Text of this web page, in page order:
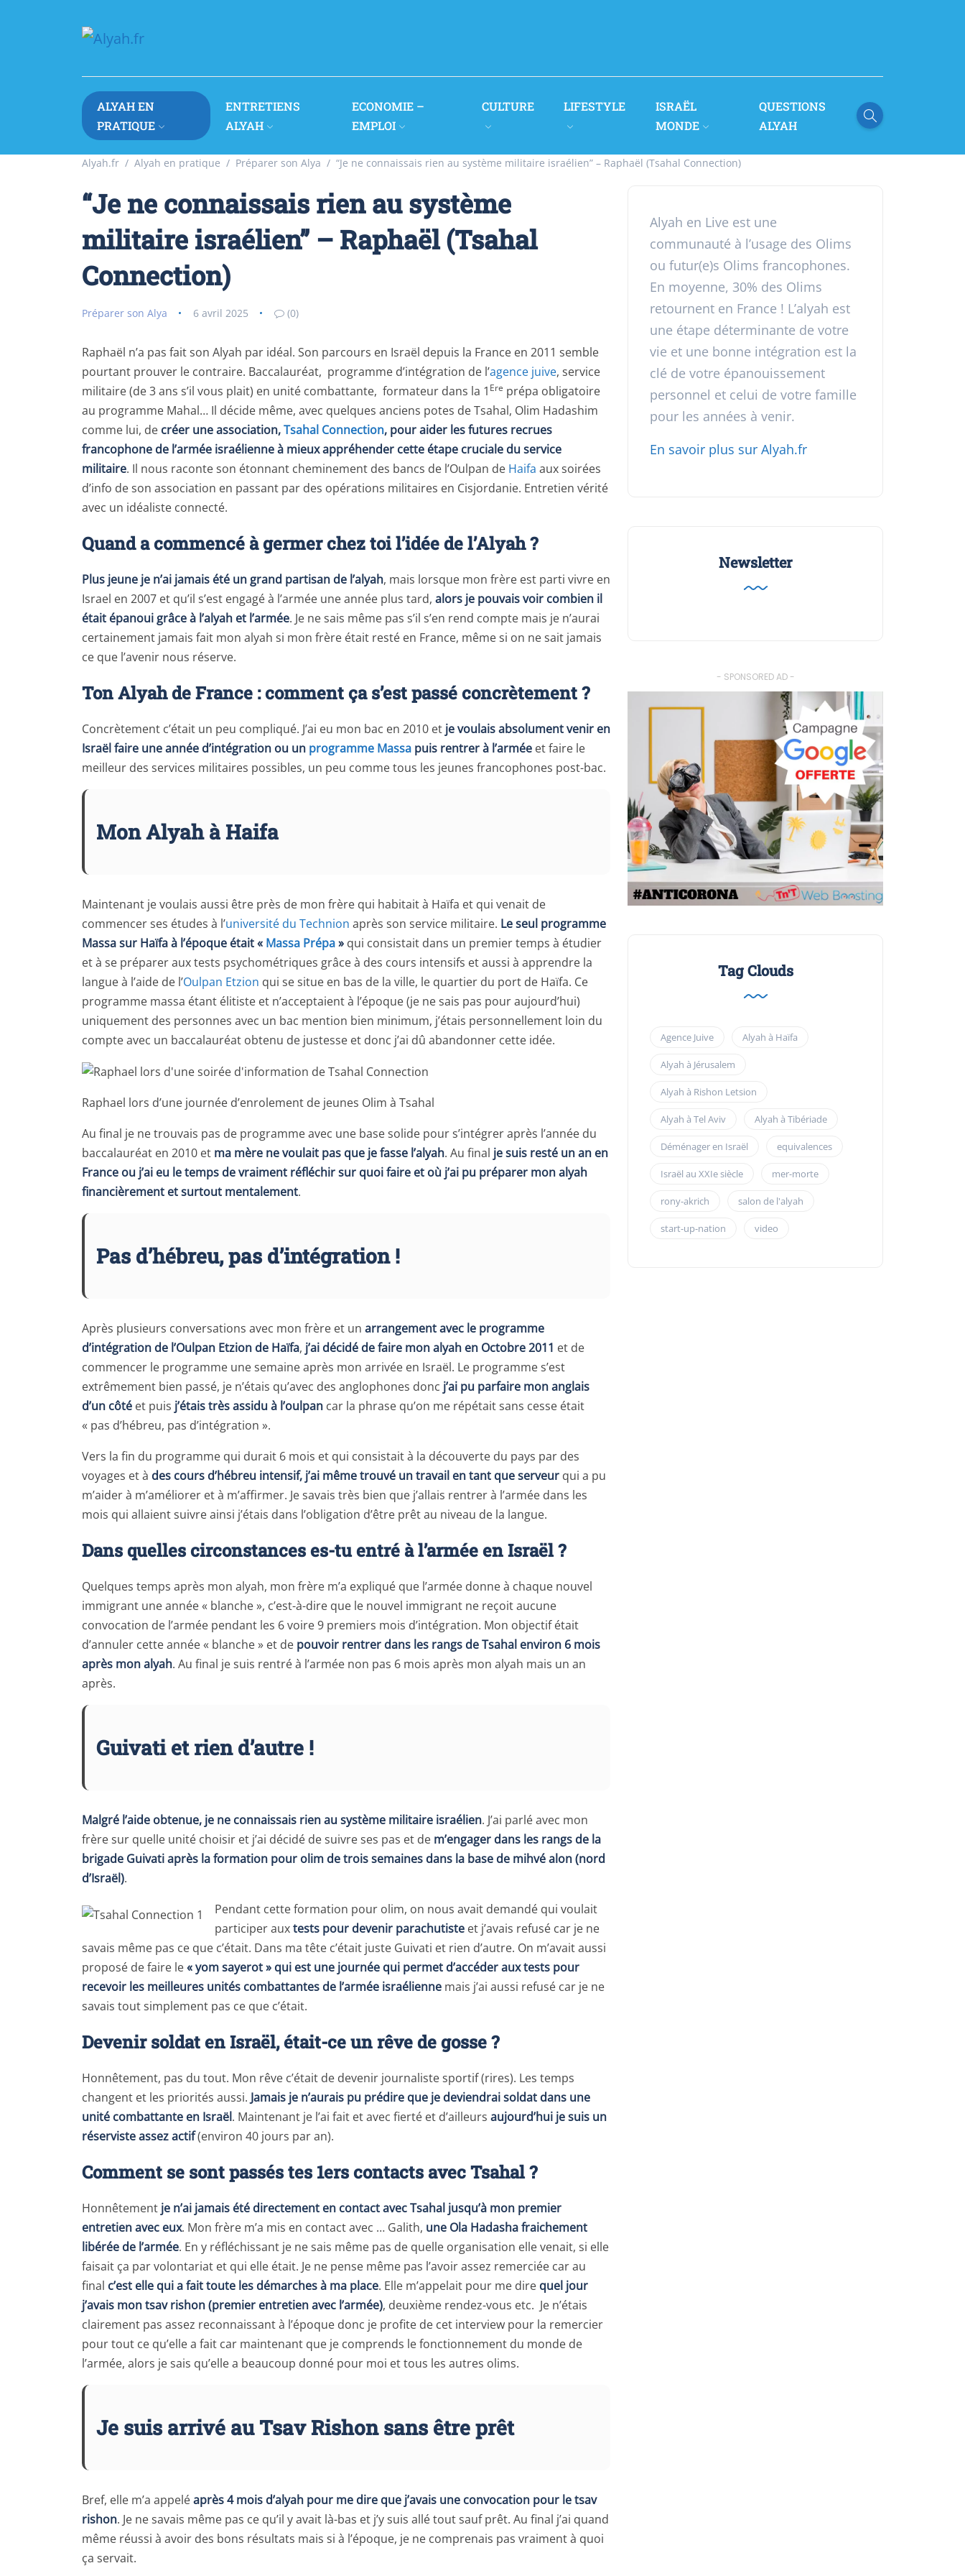
ALYAH EN
PRATIQUE
ENTRETIENS
ALYAH
ECONOMIE –
EMPLOI
CULTURE LIFESTYLE
ISRAËL
MONDE
QUESTIONS
ALYAH
Alyah.fr Alyah en pratique Préparer son Alya “Je ne connaissais rien au système militaire israélien” – Raphaël (Tsahal Connection)
“Je ne connaissais rien au système
militaire israélien” – Raphaël (Tsahal
Connection)
Préparer son Alya 6 avril 2025 (0)
Raphaël n’a pas fait son Alyah par idéal. Son parcours en Israël depuis la France en 2011 semble
pourtant prouver le contraire. Baccalauréat, programme d’intégration de l’agence juive, service
militaire (de 3 ans s’il vous plait) en unité combattante, formateur dans la 1 Ere prépa obligatoire
au programme Mahal… Il décide même, avec quelques anciens potes de Tsahal, Olim Hadashim
comme lui, de créer une association,Tsahal Connection, pour aider les futures recrues
francophone de l’armée israélienne à mieux appréhender cette étape cruciale du service
militaire. Il nous raconte son étonnant cheminement des bancs de l’Oulpan de Haifa aux soirées
d’info de son association en passant par des opérations militaires en Cisjordanie. Entretien vérité
avec un idéaliste connecté.
Quand a commencé à germer chez toi l’idée de l’Alyah ?
Plus jeune je n’ai jamais été un grand partisan de l’alyah, mais lorsque mon frère est parti vivre en
Israel en 2007 et qu’il s’est engagé à l’armée une année plus tard, alors je pouvais voir combien il
était épanoui grâce à l’alyah et l’armée. Je ne sais même pas s’il s’en rend compte mais je n’aurai
certainement jamais fait mon alyah si mon frère était resté en France, même si on ne sait jamais
ce que l’avenir nous réserve.
Ton Alyah de France : comment ça s’est passé concrètement ?
Concrètement c’était un peu compliqué. J’ai eu mon bac en 2010 et je voulais absolument venir en
Israël faire une année d’intégration ou un programme Massa puis rentrer à l’armée et faire le
meilleur des services militaires possibles, un peu comme tous les jeunes francophones post-bac.
Mon Alyah à Haifa
Maintenant je voulais aussi être près de mon frère qui habitait à Haïfa et qui venait de
commencer ses études à l’université du Technion après son service militaire. Le seul programme
Massa sur Haïfa à l’époque était « Massa Prépa» qui consistait dans un premier temps à étudier
et à se préparer aux tests psychométriques grâce à des cours intensifs et aussi à apprendre la
langue à l’aide de l’Oulpan Etzion qui se situe en bas de la ville, le quartier du port de Haïfa. Ce
programme massa étant élitiste et n’acceptaient à l’époque (je ne sais pas pour aujourd’hui)
uniquement des personnes avec un bac mention bien minimum, j’étais personnellement loin du
compte avec un baccalauréat obtenu de justesse et donc j’ai dû abandonner cette idée.
Raphael lors d’une journée d’enrolement de jeunes Olim à Tsahal
Au final je ne trouvais pas de programme avec une base solide pour s’intégrer après l’année du
baccalauréat en 2010 et ma mère ne voulait pas que je fasse l’alyah. Au final je suis resté un an en
France ou j’ai eu le temps de vraiment réfléchir sur quoi faire et où j’ai pu préparer mon alyah
financièrement et surtout mentalement.
Pas d’hébreu, pas d’intégration !
Après plusieurs conversations avec mon frère et un arrangement avec le programme
d’intégration de l’Oulpan Etzion de Haïfa, j’ai décidé de faire mon alyah en Octobre 2011 et de
commencer le programme une semaine après mon arrivée en Israël. Le programme s’est
extrêmement bien passé, je n’étais qu’avec des anglophones donc j’ai pu parfaire mon anglais
d’un côté et puis j’étais très assidu à l’oulpan car la phrase qu’on me répétait sans cesse était
« pas d’hébreu, pas d’intégration ».
Vers la fin du programme qui durait 6 mois et qui consistait à la découverte du pays par des
voyages et à des cours d’hébreu intensif, j’ai même trouvé un travail en tant que serveur qui a pu
m’aider à m’améliorer et à m’affirmer. Je savais très bien que j’allais rentrer à l’armée dans les
mois qui allaient suivre ainsi j’étais dans l’obligation d’être prêt au niveau de la langue.
Dans quelles circonstances es-tu entré à l’armée en Israël ?
Quelques temps après mon alyah, mon frère m’a expliqué que l’armée donne à chaque nouvel
immigrant une année « blanche », c’est-à-dire que le nouvel immigrant ne reçoit aucune
convocation de l’armée pendant les 6 voire 9 premiers mois d’intégration. Mon objectif était
d’annuler cette année « blanche » et de pouvoir rentrer dans les rangs de Tsahal environ 6 mois
après mon alyah. Au final je suis rentré à l’armée non pas 6 mois après mon alyah mais un an
après.
Guivati et rien d’autre !
Malgré l’aide obtenue, je ne connaissais rien au système militaire israélien. J’ai parlé avec mon
frère sur quelle unité choisir et j’ai décidé de suivre ses pas et de m’engager dans les rangs de la
brigade Guivati après la formation pour olim de trois semaines dans la base de mihvé alon (nord
d’Israël).
Pendant cette formation pour olim, on nous avait demandé qui voulait
participer auxtests pour devenir parachutiste et j’avais refusé car je ne
savais même pas ce que c’était. Dans ma tête c’était juste Guivati et rien d’autre. On m’avait aussi
proposé de faire le« yom sayerot » qui est une journée qui permet d’accéder aux tests pour
recevoir les meilleures unités combattantes de l’armée israélienne mais j’ai aussi refusé car je ne
savais tout simplement pas ce que c’était.
Devenir soldat en Israël, était-ce un rêve de gosse ?
Honnêtement, pas du tout. Mon rêve c’était de devenir journaliste sportif (rires). Les temps
changent et les priorités aussi. Jamais je n’aurais pu prédire que je deviendrai soldat dans une
unité combattante en Israël. Maintenant je l’ai fait et avec fierté et d’ailleurs aujourd’hui je suis un
réserviste assez actif(environ 40 jours par an).
Comment se sont passés tes 1ers contacts avec Tsahal ?
Honnêtement je n’ai jamais été directement en contact avec Tsahal jusqu’à mon premier
entretien avec eux. Mon frère m’a mis en contact avec … Galith, une Ola Hadasha fraichement
libérée de l’armée. En y réfléchissant je ne sais même pas de quelle organisation elle venait, si elle
faisait ça par volontariat et qui elle était. Je ne pense même pas l’avoir assez remerciée car au
final c’est elle qui a fait toute les démarches à ma place. Elle m’appelait pour me dire quel jour
j’avais mon tsav rishon (premier entretien avec l’armée), deuxième rendez-vous etc. Je n’étais
clairement pas assez reconnaissant à l’époque donc je profite de cet interview pour la remercier
pour tout ce qu’elle a fait car maintenant que je comprends le fonctionnement du monde de
l’armée, alors je sais qu’elle a beaucoup donné pour moi et tous les autres olims.
Je suis arrivé au Tsav Rishon sans être prêt
Bref, elle m’a appeléaprès 4 mois d’alyah pour me dire que j’avais une convocation pour le tsav
rishon. Je ne savais même pas ce qu’il y avait là-bas et j’y suis allé tout sauf prêt. Au final j’ai quand
même réussi à avoir des bons résultats mais si à l’époque, je ne comprenais pas vraiment à quoi
ça servait.
Alyah en Live est une
communauté à l’usage des Olims
ou futur(e)s Olims francophones.
En moyenne, 30% des Olims
retournent en France ! L’alyah est
une étape déterminante de votre
vie et une bonne intégration est la
clé de votre épanouissement
personnel et celui de votre famille
pour les années à venir.
En savoir plus sur Alyah.fr
Newsletter
- SPONSORED AD -
Tag Clouds
Agence Juive Alyah à Haïfa
Alyah à Jérusalem
Alyah à Rishon Letsion
Alyah à Tel Aviv Alyah à Tibériade
Déménager en Israël equivalences
Israël au XXIe siècle mer-morte
rony-akrich salon de l'alyah
start-up-nation video